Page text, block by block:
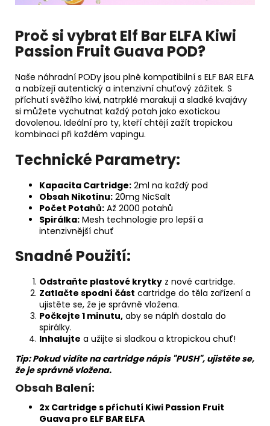
Proč si vybrat Elf Bar ELFA Kiwi
Passion Fruit Guava POD?
Naše náhradní PODy jsou plně kompatibilní s ELF BAR ELFA
a nabízejí autentický a intenzivní chuťový zážitek. S
příchutí svěžího kiwi, natrpklé marakuji a sladké kvajávy
si můžete vychutnat každý potah jako exotickou
dovolenou. Ideální pro ty, kteří chtějí zažít tropickou
kombinaci při každém vapingu.
Technické Parametry:
Kapacita Cartridge: 2ml na každý pod
Obsah Nikotinu: 20mg NicSalt
Počet Potahů: Až 2000 potahů
Spirálka: Mesh technologie pro lepší a
intenzivnější chuť
Snadné Použití:
Odstraňte plastové krytky z nové cartridge.
Zatlačte spodní část cartridge do těla zařízení a
ujistěte se, že je správně vložena.
Počkejte 1 minutu, aby se náplň dostala do
spirálky.
Inhalujte a užijte si sladkou a ktropickou chuť!
Tip: Pokud vidíte na cartridge nápis "PUSH", ujistěte se,
že je správně vložena.
Obsah Balení:
2x Cartridge s příchutí Kiwi Passion Fruit
Guava pro ELF BAR ELFA